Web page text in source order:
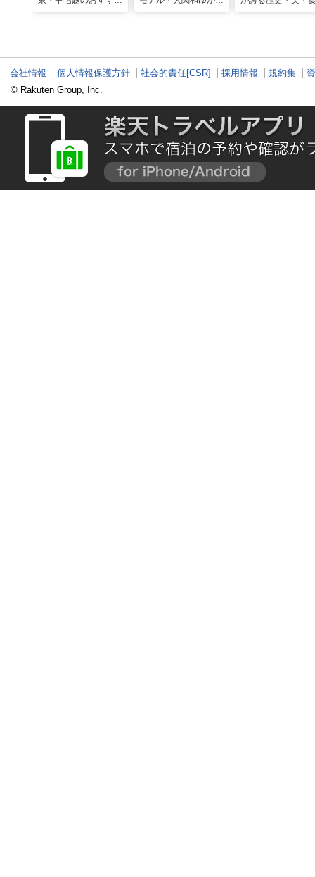
会社情報 個人情報保護方針 社会的責任[CSR] 採用情報 規約集
© Rakuten Group, Inc.